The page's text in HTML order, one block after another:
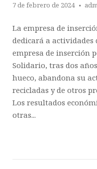
7 de febrero de 2024
La empresa de
dedicará a
empresa de inserción
Solidario, tras dos
hueco, abandona su
recicladas y de otros
Los resultados
otras...